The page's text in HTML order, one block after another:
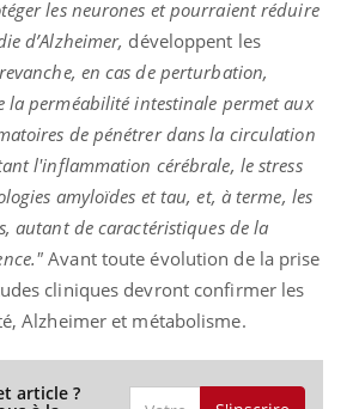
les neurones et pourraient réduire
d’Alzheimer, développent les
en cas de perturbation,
la perméabilité intestinale permet aux
de pénétrer dans la circulation
l'inflammation cérébrale, le stress
amyloïdes et tau, et, à terme, les
autant de caractéristiques de la
Avant toute évolution de la prise
cliniques devront confirmer les
Alzheimer et métabolisme.
article ?